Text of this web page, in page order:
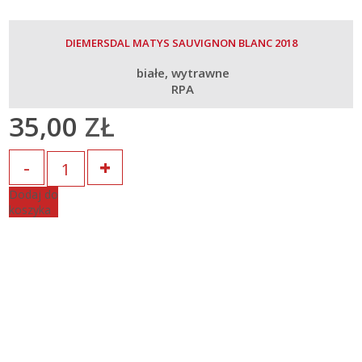
DIEMERSDAL MATYS SAUVIGNON BLANC 2018
białe wytrawne
RPA
35,00 ZŁ
Dodaj do
koszyka